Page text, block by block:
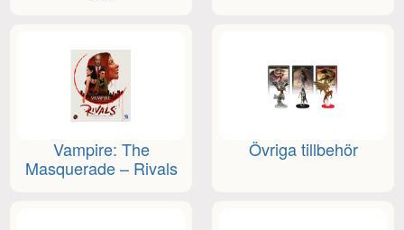
Vampire: The
Masquerade – Rivals
Övriga tillbehör